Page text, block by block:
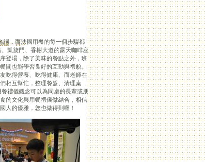
後一頁 »
詞，而法國用餐的每一個步驟都
凱旋門、香榭大道的露天咖啡座
登場，除了美味的餐點之外，班
間也能學習良好的互動與禮貌。
吃得營養、吃得健康。而老師在
相互幫忙，整理餐盤、清理桌
禮儀觀念可以為同桌的長輩或朋
的文化與用餐禮儀做結合，相信
人的優雅，您也做得到喔！